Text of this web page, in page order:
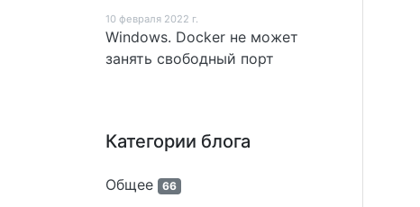
10 февраля 2022 г.
Windows. Docker не может
занять свободный порт
Категории блога
Общее 66